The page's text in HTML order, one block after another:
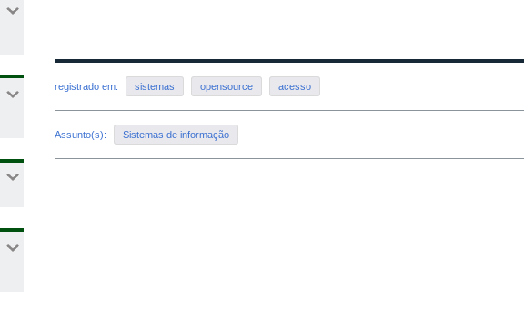
registrado em: sistemas opensource acesso
Assunto(s): Sistemas de informação